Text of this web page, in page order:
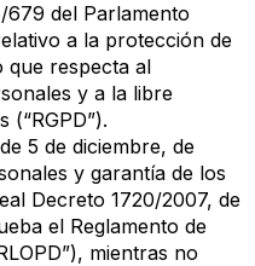
679 del Parlamento
a la protección de
que respecta al
y a la libre
(“RGPD”).
5 de diciembre, de
y garantía de los
Decreto 1720/2007, de
el Reglamento de
mientras no